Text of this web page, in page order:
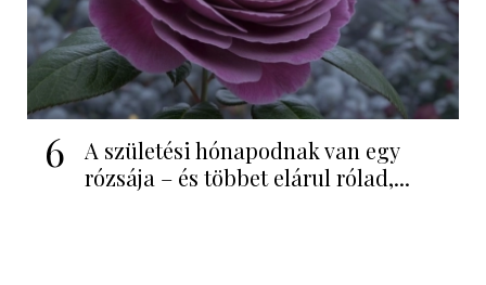
6
A születési hónapodnak van egy
rózsája – és többet elárul rólad,...